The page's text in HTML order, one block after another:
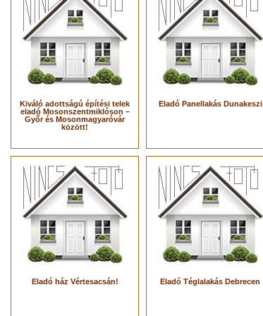
Kiváló adottságú építési telek
eladó Mosonszentmiklóson –
Győr és Mosonmagyaróvár
között!
Eladó Panellakás Dunakeszi
Eladó ház Vértesacsán! Eladó Téglalakás Debrecen